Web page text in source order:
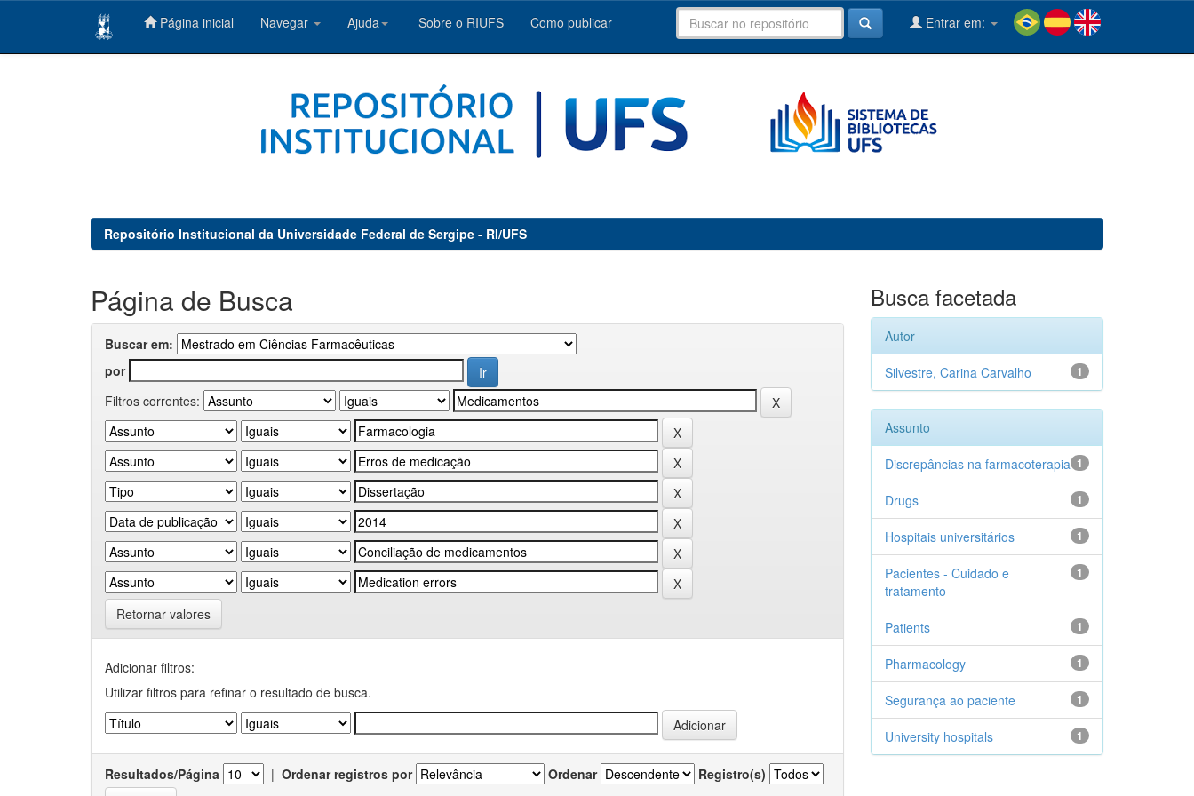
Página inicial Navegar Ajuda Sobre o RIUFS Como publicar Entrar em:
Repositório Institucional da Universidade Federal de Sergipe - RI/UFS
Página de Busca
Buscar em:
por
Filtros correntes:
Retornar valores
Adicionar filtros:
Utilizar filtros para refinar o resultado de busca.
Resultados/Página | Ordenar registros por Ordenar Registro(s)
Busca facetada
Autor
1
Silvestre, Carina Carvalho
Assunto
1
Discrepâncias na farmacoterapia
1
Drugs
1
Hospitais universitários
1
Pacientes - Cuidado e
tratamento
1
Patients
1
Pharmacology
1
Segurança ao paciente
1
University hospitals